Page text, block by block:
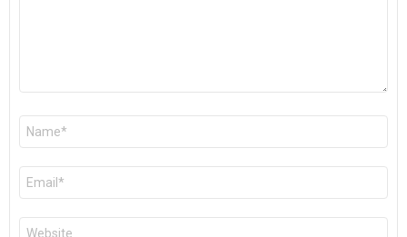
Nom
E-
mail
*
Site